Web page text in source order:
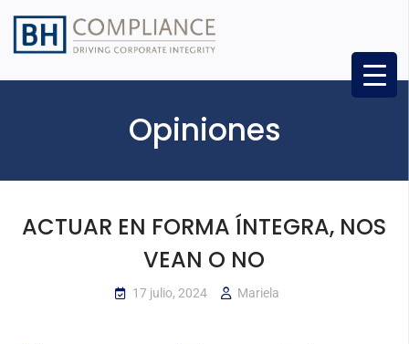
Opiniones
ACTUAR EN FORMA ÍNTEGRA, NOS
VEAN O NO
17 julio, 2024 Mariela